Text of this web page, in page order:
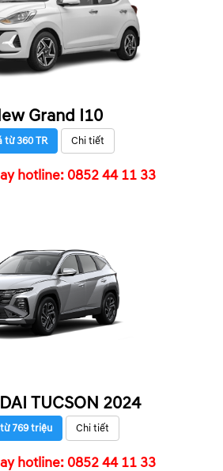
Grand I10
từ 360 TR Chi tiết
hotline: 0852 44 11 33
TUCSON 2024
769 triệu Chi tiết
hotline: 0852 44 11 33